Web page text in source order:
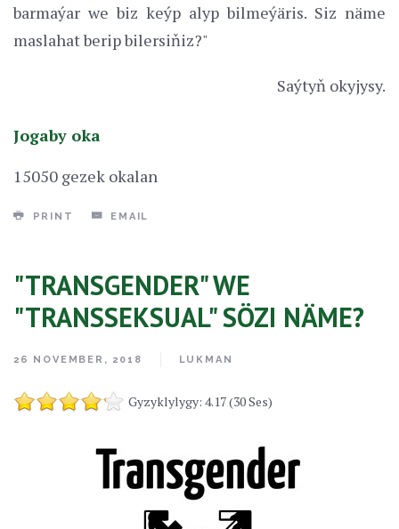
barmaýar we biz keýp alyp bilmeýäris. Siz näme
maslahat berip bilersiňiz?"
Saýtyň okyjysy.
Jogaby oka
15050 gezek okalan
PRINT EMAIL
"TRANSGENDER" WE
"TRANSSEKSUAL" SÖZI NÄME?
26 NOVEMBER, 2018 LUKMAN
Gyzyklylygy: 4.17 (30 Ses)